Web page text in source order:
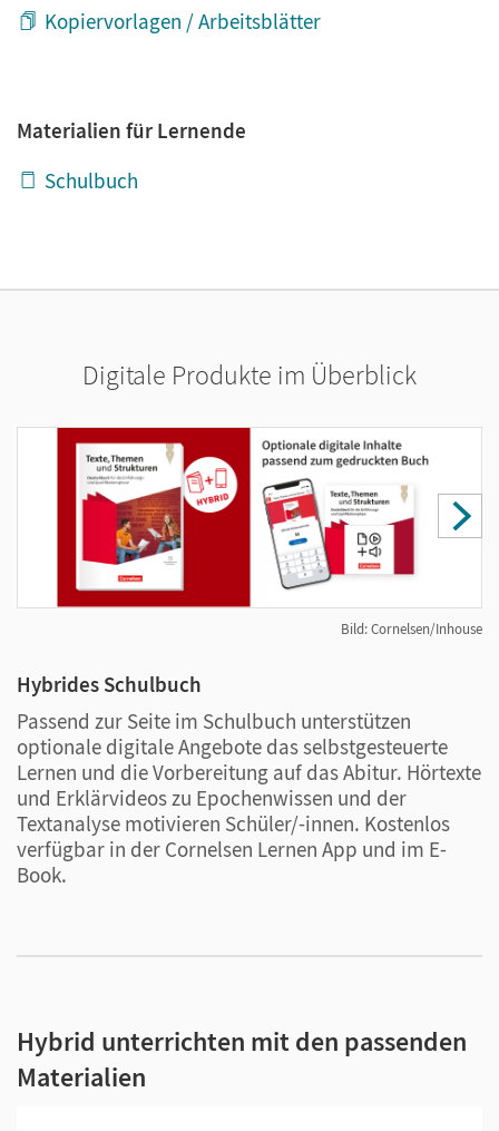
Kopiervorlagen / Arbeitsblätter
Materialien für Lernende
Schulbuch
Digitale Produkte im Überblick
Bild: Cornelsen/Inhouse
Hybrides Schulbuch
Passend zur Seite im Schulbuch unterstützen
optionale digitale Angebote das selbstgesteuerte
Lernen und die Vorbereitung auf das Abitur. Hörtexte
und Erklärvideos zu Epochenwissen und der
Textanalyse motivieren Schüler/-innen. Kostenlos
verfügbar in der Cornelsen Lernen App und im E-
Book.
Hybrid unterrichten mit den passenden
Materialien